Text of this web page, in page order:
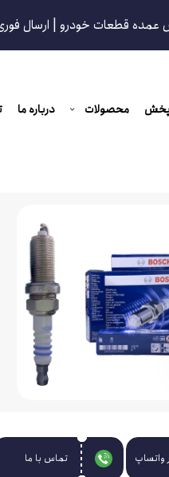
قطعات خودرو | ارسال
پخش محصولات درباره ما
واتساپ تماس با ما